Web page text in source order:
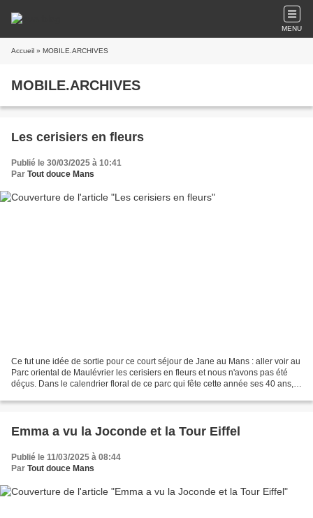
MENU
Accueil » MOBILE.ARCHIVES
MOBILE.ARCHIVES
Les cerisiers en fleurs
Publié le 30/03/2025 à 10:41
Par Tout douce Mans
Ce fut une idée de sortie pour ce court séjour de Jane au Mans : aller voir au
Parc oriental de Maulévrier les cerisiers en fleurs et nous n'avons pas été
déçus. Dans le calendrier floral de ce parc qui fête cette année ses 40 ans,
Emma a vu la Joconde et la Tour Eiffel
Publié le 11/03/2025 à 08:44
Par Tout douce Mans